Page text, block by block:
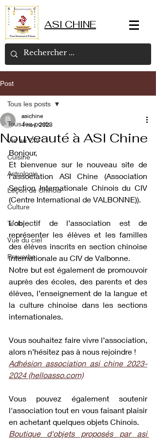
ASI CHINE
Post
Tous les posts
Vie au CIV
Cuisine
Astrologie
Leçon de Chinois
Culture
Tech
Vue du ciel
Proverbe
Tous les posts
Nouveauté à ASI Chine
asichine
4 nov. 2023
Bonjour,
Et bienvenue sur le nouveau site de
l'association ASI Chine (Association
Section Internationale Chinois du CIV
(Centre International de VALBONNE)).
L’objectif de l’association est de
représenter les élèves et les familles
des élèves inscrits en section chinoise
internationale au CIV de Valbonne.
Notre but est également de promouvoir
auprès des écoles, des parents et des
élèves, l’enseignement de la langue et
la culture chinoise dans les sections
internationales.
Vous souhaitez faire vivre l’association,
alors n’hésitez pas à nous rejoindre !
Adhésion association asi chine 2023-
2024 (helloasso.com)
Vous pouvez également soutenir
l'association tout en vous faisant plaisir
en achetant quelques objets Chinois.
Boutique d'objets proposés par asi